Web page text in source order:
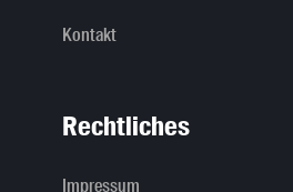
Kontakt
Rechtliches
Impressum